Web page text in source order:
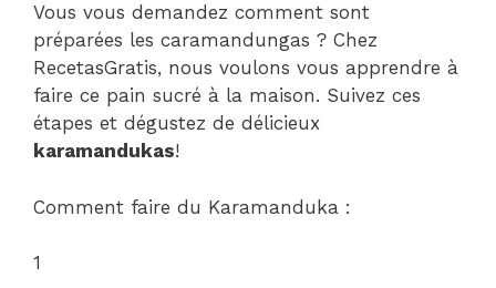
Vous vous demandez comment sont
préparées les caramandungas ? Chez
RecetasGratis, nous voulons vous apprendre à
faire ce pain sucré à la maison. Suivez ces
étapes et dégustez de délicieux
karamandukas!
Comment faire du Karamanduka :
1